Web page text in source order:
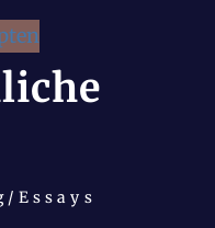
Essays